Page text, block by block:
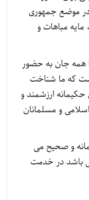
در موضع جمهوری
مباهات و
همه جان به حضور
که ما شناخت
ارزشمند و
و مسلمانان
و صحیح می
باشد در خدمت